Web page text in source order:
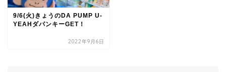
9/6(火)きょうのDA PUMP U-
YEAHダパンキーGET！
2022年9月6日